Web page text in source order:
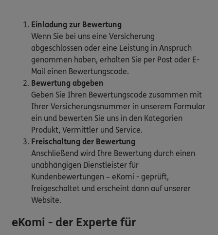
Einladung zur Bewertung
Wenn Sie bei uns eine Versicherung
abgeschlossen oder eine Leistung in Anspruch
genommen haben, erhalten Sie per Post oder E-
Mail einen Bewertungscode.
Bewertung abgeben
Geben Sie Ihren Bewertungscode zusammen mit
Ihrer Versicherungsnummer in unserem Formular
ein und bewerten Sie uns in den Kategorien
Produkt, Vermittler und Service.
Freischaltung der Bewertung
Anschließend wird Ihre Bewertung durch einen
unabhängigen Dienstleister für
Kundenbewertungen – eKomi - geprüft,
freigeschaltet und erscheint dann auf unserer
Website.
eKomi - der Experte für